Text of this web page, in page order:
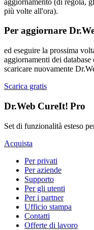
più volte all'ora).
Per aggiornare
ed eseguire la prossima
aggiornamenti dei
scaricare nuovamente
Scarica gratis
Dr.Web CureIt! Pro
Set di funzionalità esteso
Acquista
Per privati
Per aziende
Supporto
Per gli utenti
Per i partner
Ufficio stampa
Contatti
Offerte di lavoro